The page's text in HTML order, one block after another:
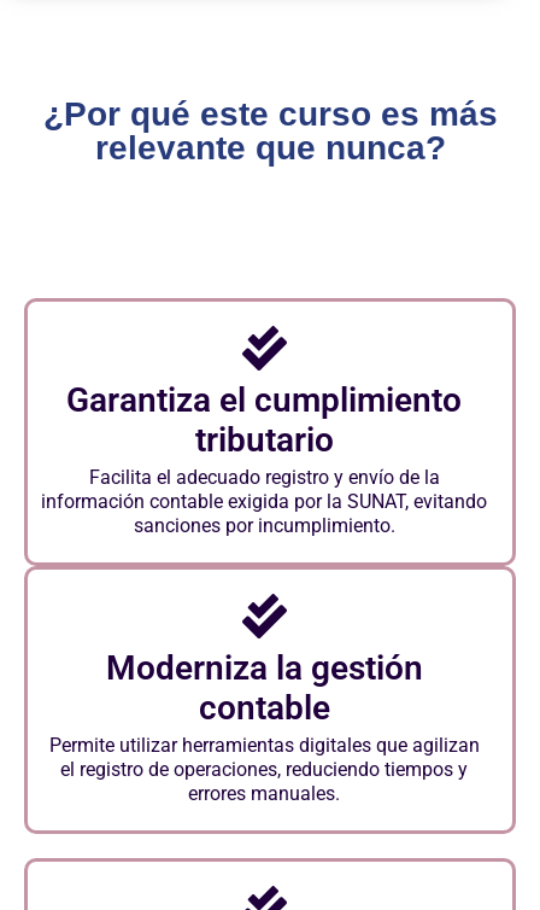
¿Por qué este curso es más
relevante que nunca?
Garantiza el cumplimiento
tributario
Facilita el adecuado registro y envío de la
información contable exigida por la SUNAT, evitando
sanciones por incumplimiento.
Moderniza la gestión
contable
Permite utilizar herramientas digitales que agilizan
el registro de operaciones, reduciendo tiempos y
errores manuales.